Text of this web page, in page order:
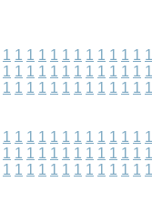
1 1 1 1 1 1 1 1 1 1 1 1 1
1 1 1 1 1 1 1 1 1 1 1 1 1
1 1 1 1 1 1 1 1 1 1 1 1 1
1 1 1 1 1 1 1 1 1 1 1 1 1
1 1 1 1 1 1 1 1 1 1 1 1 1
1 1 1 1 1 1 1 1 1 1 1 1 1